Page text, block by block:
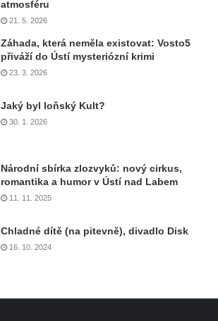
atmosféru
21. 5. 2026
Záhada, která neměla existovat: Vosto5
přiváží do Ústí mysteriózní krimi
23. 3. 2026
Jaký byl loňský Kult?
30. 1. 2026
Národní sbírka zlozvyků: nový cirkus,
romantika a humor v Ústí nad Labem
11. 11. 2025
Chladné dítě (na pitevně), divadlo Disk
16. 10. 2024